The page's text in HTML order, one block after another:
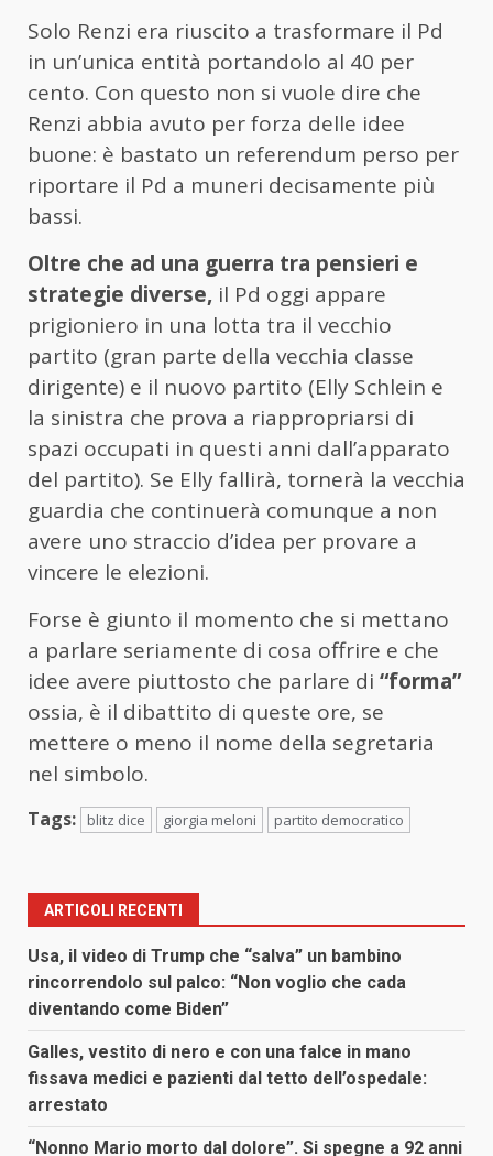
Solo Renzi era riuscito a trasformare il Pd
in un’unica entità portandolo al 40 per
cento. Con questo non si vuole dire che
Renzi abbia avuto per forza delle idee
buone: è bastato un referendum perso per
riportare il Pd a muneri decisamente più
bassi.
Oltre che ad una guerra tra pensieri e
strategie diverse, il Pd oggi appare
prigioniero in una lotta tra il vecchio
partito (gran parte della vecchia classe
dirigente) e il nuovo partito (Elly Schlein e
la sinistra che prova a riappropriarsi di
spazi occupati in questi anni dall’apparato
del partito). Se Elly fallirà, tornerà la vecchia
guardia che continuerà comunque a non
avere uno straccio d’idea per provare a
vincere le elezioni.
Forse è giunto il momento che si mettano
a parlare seriamente di cosa offrire e che
idee avere piuttosto che parlare di “forma”
ossia, è il dibattito di queste ore, se
mettere o meno il nome della segretaria
nel simbolo.
Tags: blitz dice giorgia meloni partito democratico
ARTICOLI RECENTI
Usa, il video di Trump che “salva” un bambino
rincorrendolo sul palco: “Non voglio che cada
diventando come Biden”
Galles, vestito di nero e con una falce in mano
fissava medici e pazienti dal tetto dell’ospedale:
arrestato
“Nonno Mario morto dal dolore”. Si spegne a 92 anni